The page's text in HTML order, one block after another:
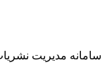
سامانه مدیریت